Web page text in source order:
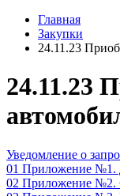
Главная
Закупки
24.11.23
24.11.23
Уведомление о
01 Приложение №1.
02 Приложение №2.